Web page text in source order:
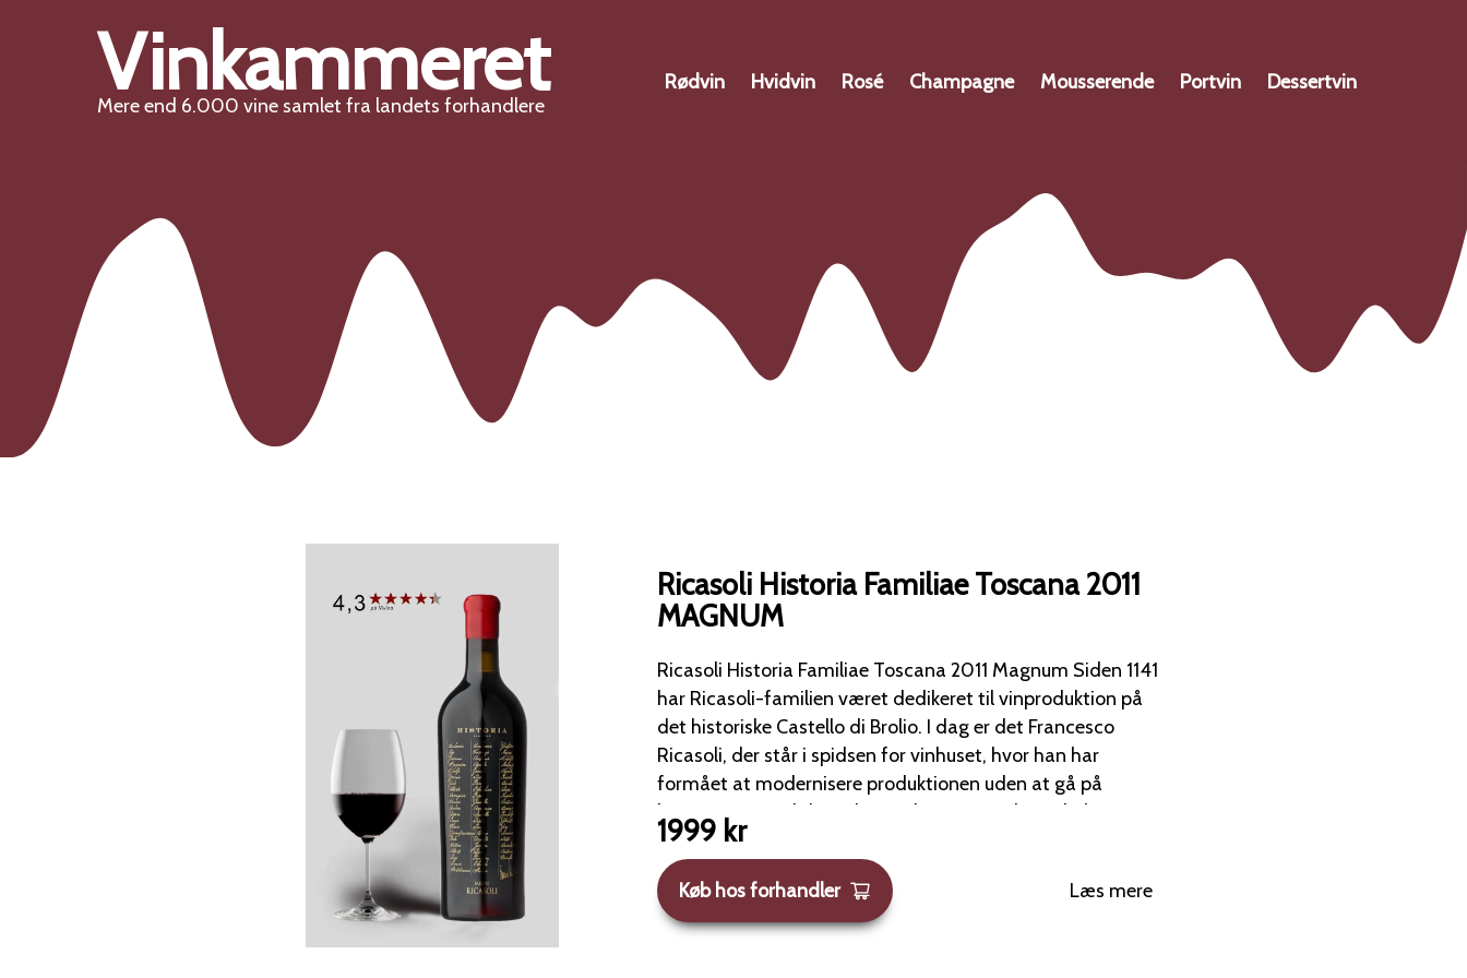
Vinkammeret
Mere end 6.000 vine samlet fra landets forhandlere
Rødvin Hvidvin Rosé Champagne Mousserende Portvin Dessertvin
Ricasoli Historia Familiae Toscana 2011
MAGNUM
Ricasoli Historia Familiae Toscana 2011 Magnum Siden 1141
har Ricasoli-familien været dedikeret til vinproduktion på
det historiske Castello di Brolio. I dag er det Francesco
Ricasoli, der står i spidsen for vinhuset, hvor han har
formået at modernisere produktionen uden at gå på
kompromis med de stolte traditioner. Med 240 hektar
vinmarker, der dyrker Sangiovese, Merlot, Cabernet
Sauvignon og Chardonnay, sikrer de en mangfoldig
vinportefølje. Hver druesort vinificeres individuelt, hvilket
giver et varieret udvalg, hvor de Sangiovese-baserede
1999 kr
Køb hos forhandler Læs mere